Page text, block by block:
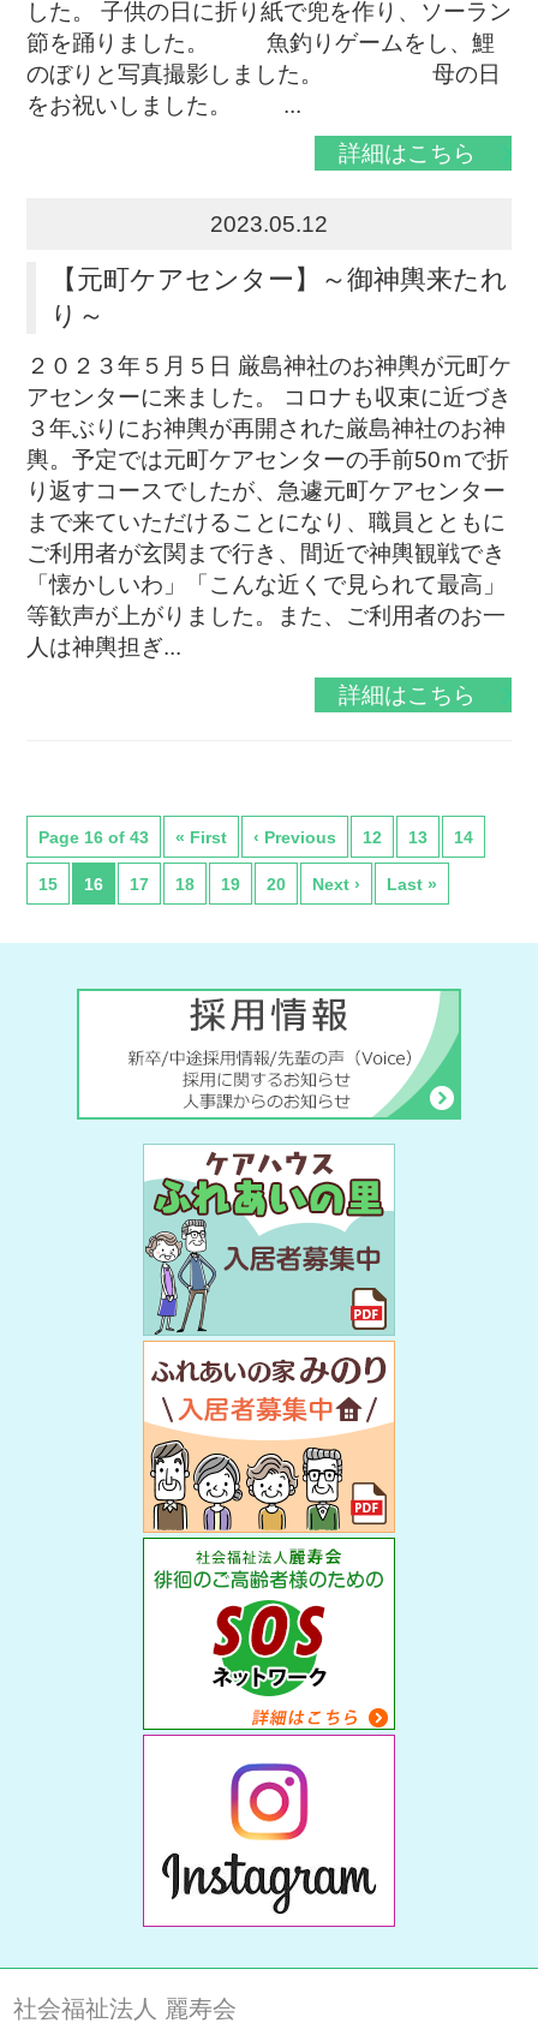
した。 子供の日に折り紙で兜を作り、ソーラン
節を踊りました。 魚釣りゲームをし、鯉
のぼりと写真撮影しました。 母の日
をお祝いしました。 ...
詳細はこちら
2023.05.12
【元町ケアセンター】～御神輿来たれ
り～
２０２３年５月５日 厳島神社のお神輿が元町ケ
アセンターに来ました。 コロナも収束に近づき
３年ぶりにお神輿が再開された厳島神社のお神
輿。予定では元町ケアセンターの手前50ｍで折
り返すコースでしたが、急遽元町ケアセンター
まで来ていただけることになり、職員とともに
ご利用者が玄関まで行き、間近で神輿観戦でき
「懐かしいわ」「こんな近くで見られて最高」
等歓声が上がりました。また、ご利用者のお一
人は神輿担ぎ...
詳細はこちら
Page 16 of 43 « First ‹ Previous 12 13 14
15 16 17 18 19 20 Next › Last »
社会福祉法人 麗寿会